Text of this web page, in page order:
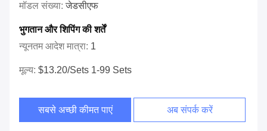
मॉडल संख्या:जेडसीएफ
भुगतान और शिपिंग की शर्तें
न्यूनतम आदेश मात्रा: 1
मूल्य: $13.20/sets 1-99 Sets
सबसे अच्छी कीमत पाएं अब संपर्क करें